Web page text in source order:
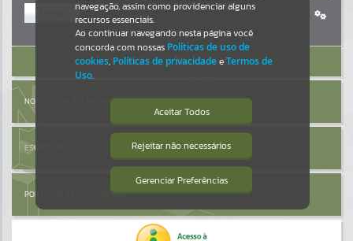
NOTÍCIAS
Por favor, aguarde...
Por favor, aguarde...
Por favor, aguarde...
Cadastre-se|Recuperar Senha
ACESSAR SEM LOGIN
NOTA FISCAL ELETRÔNICA
ESCRITA FISCAL
PORTAL DA TRANSPARÊNCIA
navegação, assim como providenciar alguns
recursos essenciais.
Ao continuar navegando nesta página você
concorda com nossas Políticas de uso de
cookies, Políticas de privacidadeeTermos de
Uso.
Aceitar Todos
Rejeitar não necessários
Gerenciar Preferências
Isto significa que diversos recursos
providenciados poderão não estar